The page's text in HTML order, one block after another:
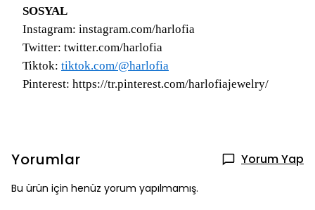
SOSYAL
Instagram: instagram.com/harlofia
Twitter: twitter.com/harlofia
Tiktok: tiktok.com/@harlofia
Pinterest: https://tr.pinterest.com/harlofiajewelry/
Yorumlar Yorum Yap
Bu ürün için henüz yorum yapılmamış.